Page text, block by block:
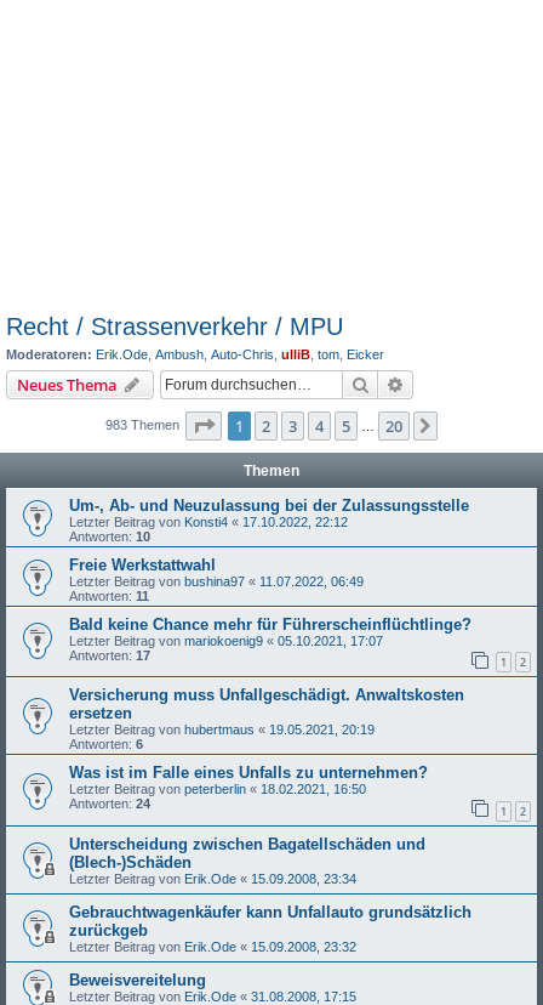
Recht / Strassenverkehr / MPU
Moderatoren: Erik.Ode Ambush Auto-Chris ulliB tom Eicker
Neues Thema Suche
983 Themen Seite 1von 20
1 2 3 4 5 20
Themen
Um-, Ab- und Neuzulassung bei der Zulassungsstelle
Letzter Beitrag von Konsti4 « 17.10.2022, 22:12
Antworten: 10
Freie Werkstattwahl
Letzter Beitrag von bushina97 « 11.07.2022, 06:49
Antworten: 11
Bald keine Chance mehr für Führerscheinflüchtlinge?
Letzter Beitrag von mariokoenig9 « 05.10.2021, 17:07
Antworten: 17 1 2
Versicherung muss Unfallgeschädigt. Anwaltskosten
ersetzen
Letzter Beitrag von hubertmaus « 19.05.2021, 20:19
Antworten: 6
Was ist im Falle eines Unfalls zu unternehmen?
Letzter Beitrag von peterberlin « 18.02.2021, 16:50
Antworten: 24 1 2
Unterscheidung zwischen Bagatellschäden und
(Blech-)Schäden
Letzter Beitrag von Erik.Ode « 15.09.2008, 23:34
Gebrauchtwagenkäufer kann Unfallauto grundsätzlich
zurückgeb
Letzter Beitrag von Erik.Ode « 15.09.2008, 23:32
Beweisvereitelung
Letzter Beitrag von Erik.Ode « 31.08.2008, 17:15